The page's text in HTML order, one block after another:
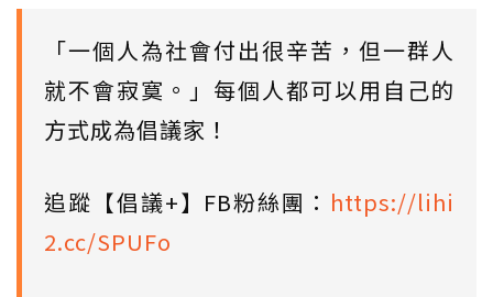
「一個人為社會付出很辛苦，但一群人
就不會寂寞。」每個人都可以用自己的
方式成為倡議家！
追蹤【倡議+】FB粉絲團： https://lihi
2.cc/SPUFo